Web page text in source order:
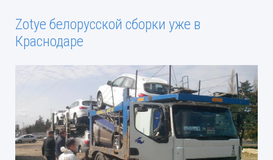
Zotye белорусской сборки уже в
Краснодаре